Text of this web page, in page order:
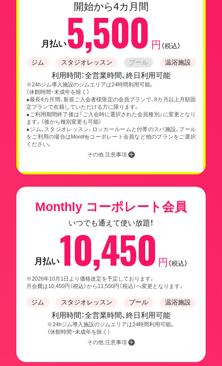
開始から4カ月間
月払い5,500 円 （税込）
ジム スタジオレッスン プール 温浴施設
利用時間：全営業時間、終日利用可能
※24hジム導入施設のジムエリアは24時間利用可能。
（休館時間・未成年を除く）
●最長4カ月間、新規ご入会者様限定の会員プランで、8カ月以上月額固
定プランで在籍していただける方に限ります。
●ご利用期間終了後は『ご入会時に選択された会員種別』に変更となり
ます。（後から種別変更も可能）
●ジム、スタジオレッスン、ロッカールームと付帯のスパ施設、プール
をご利用の場合はMonthlyコーポレート会員など他のプランをご選択
ください。
その他 注意事項
Monthly コーポレート会員
いつでも通えて使い放題！
月払い10,450 円 （税込）
※2026年10月1日より価格改定を予定しております。
月会費は10,450円（税込）から11,550円（税込）へ変更となります。
ジム スタジオレッスン プール 温浴施設
利用時間：全営業時間、終日利用可能
※24hジム導入施設のジムエリアは24時間利用可能。
（休館時間・未成年を除く）
その他 注意事項